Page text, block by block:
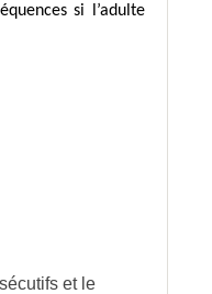
si l’adulte
et le